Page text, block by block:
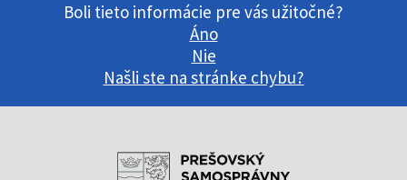
Boli tieto informácie pre vás užitočné?
Áno
Nie
Našli ste na stránke chybu?